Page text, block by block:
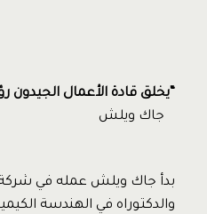
“يخلق قادة الأعمال الجيدون
جاك ويلش
والدكتوراه في الهندسة